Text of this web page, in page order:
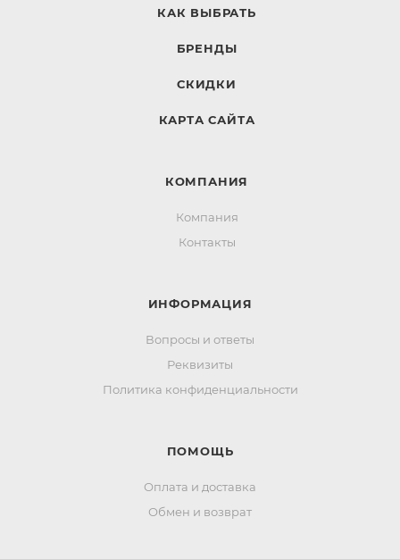
КАК ВЫБРАТЬ
БРЕНДЫ
СКИДКИ
КАРТА САЙТА
КОМПАНИЯ
Компания
Контакты
ИНФОРМАЦИЯ
Вопросы и ответы
Реквизиты
Политика конфиденциальности
ПОМОЩЬ
Оплата и доставка
Обмен и возврат